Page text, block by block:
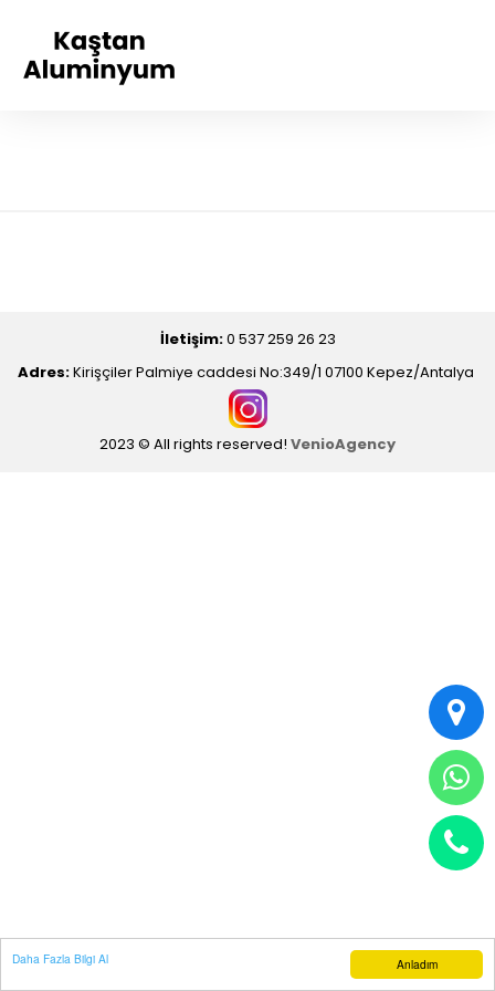
Anladım
Daha Fazla Bilgi Al
İletişim:0 537 259 26 23
Adres:Kirişçiler Palmiye caddesi No:349/1 07100 Kepez/Antalya
2023 © All rights reserved! VenioAgency